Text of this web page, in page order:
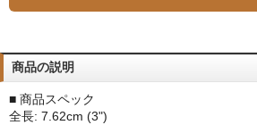
商品の説明
■ 商品スペック
全長: 7.62cm (3")